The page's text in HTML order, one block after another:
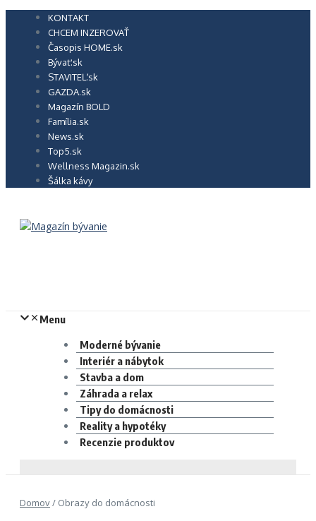
Preskočiť
KONTAKT
CHCEM INZEROVAŤ
Časopis HOME.sk
Bývať.sk
STAVITEĽ.sk
GAZDA.sk
Magazín BOLD
Família.sk
News.sk
Top5.sk
Wellness Magazin.sk
Šálka kávy
Menu
Moderné bývanie
Interiér a nábytok
Stavba a dom
Záhrada a relax
Tipy do domácnosti
Reality a hypotéky
Recenzie produktov
Domov/ Obrazy do domácnosti